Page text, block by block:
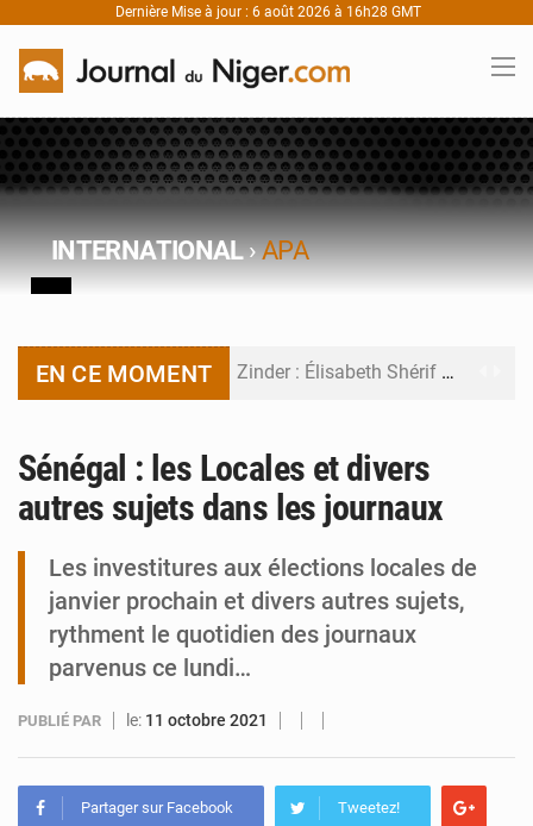
Dernière Mise à jour : 6 août 2026 à 16h28 GMT
INTERNATIONAL›APA
EN CE MOMENT Zinder : Élisabeth Shérif visite l’école Birni Garçon
Tibiri : le dialogue, nouveau terrain de jeu pour la paix
Sénégal : les Locales et divers
autres sujets dans les journaux
Les investitures aux élections locales de
janvier prochain et divers autres sujets,
rythment le quotidien des journaux
parvenus ce lundi…
PUBLIÉ PAR le: 11 octobre 2021
Partager sur Facebook Tweetez!